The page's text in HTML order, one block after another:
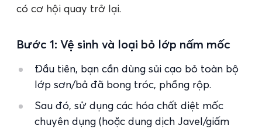
có cơ hội quay trở lại.
Bước 1: Vệ sinh và loại bỏ lớp nấm mốc
Đầu tiên, bạn cần dùng sủi cạo bỏ toàn bộ
lớp sơn/bả đã bong tróc, phồng rộp.
Sau đó, sử dụng các hóa chất diệt mốc
chuyên dụng (hoặc dung dịch Javel/giấm